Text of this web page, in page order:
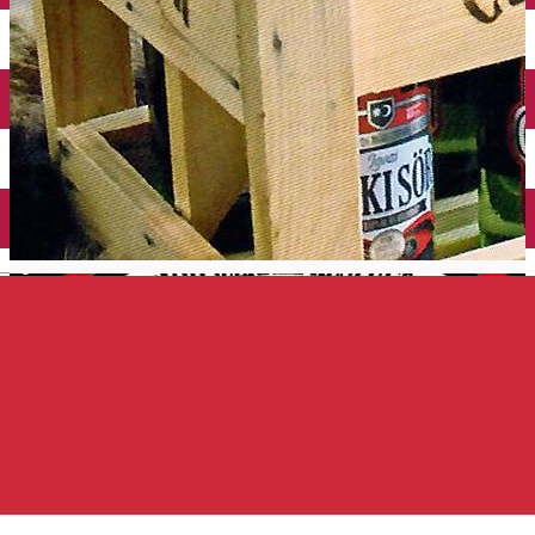
English
Închirieri auto
Închirieri de biciclete